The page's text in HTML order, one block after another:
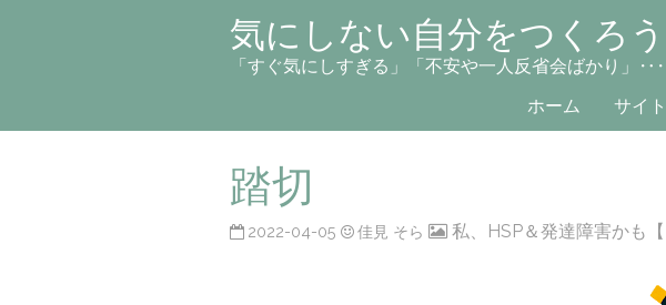
気にしない自分をつくろ
「すぐ気にしすぎる」「不安や一人反省会ばかり」
ホーム
サイ
踏切
2022-04-05 佳見 そら 私、HSP＆発達障害かも